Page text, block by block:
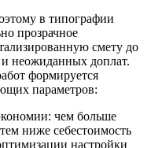
в типографии
прозрачное
смету до
и неожиданных доплат.
формируется
параметров:
чем больше
ниже себестоимость
настройки